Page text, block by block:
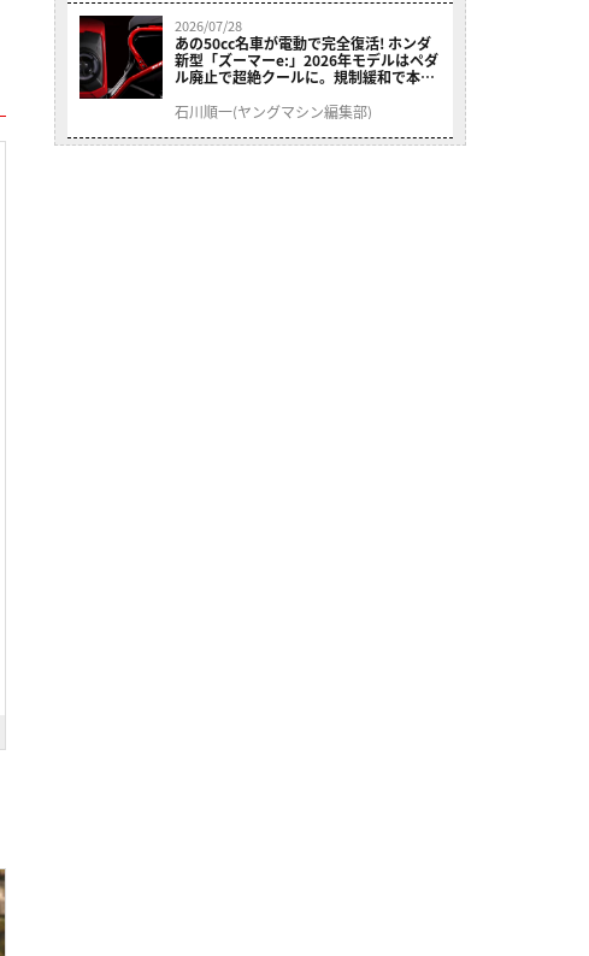
2026/07/28
あの50cc名車が電動で完全復活! ホンダ
新型「ズーマーe:」2026年モデルはペダ
ル廃止で超絶クールに。規制緩和で本来
石川順一(ヤングマシン編集部)